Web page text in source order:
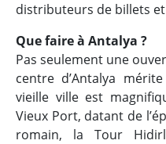
distributeurs de billets
Que faire à Antalya ?
Pas seulement une
centre d’Antalya
vieille ville est
Vieux Port, datant de
romain, la Tour